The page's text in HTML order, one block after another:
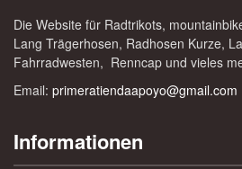
Die Website für Radtrikots,
Lang Trägerhosen, Radhosen Kurze,
Fahrradwesten, Renncap und vieles
Email: primeratiendaapoyo@gmail.com
Informationen